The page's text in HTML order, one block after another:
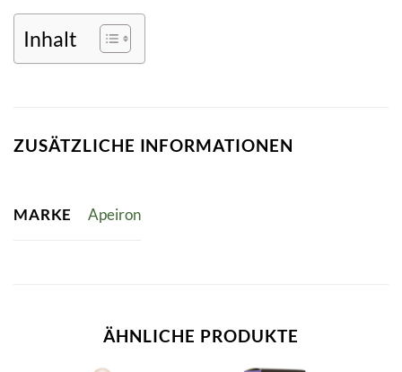
Inhalt
ZUSÄTZLICHE INFORMATIONEN
MARKE Apeiron
ÄHNLICHE PRODUKTE